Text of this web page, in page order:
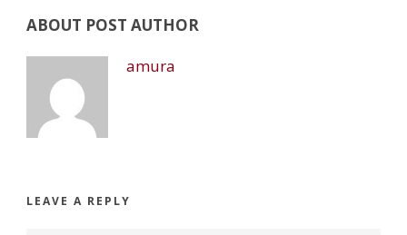
ABOUT POST AUTHOR
amura
LEAVE A REPLY